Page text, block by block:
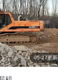
05-27更新